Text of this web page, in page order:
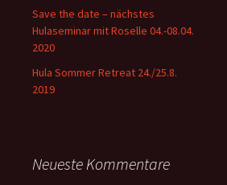
Save the date – nächstes
Hulaseminar mit Roselle 04.-08.04.
2020
Hula Sommer Retreat 24./25.8.
2019
Neueste Kommentare